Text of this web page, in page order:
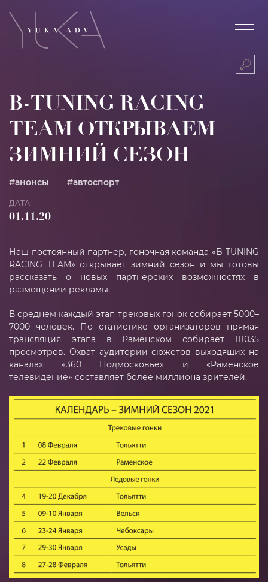
Об
Блог
B-TUNING RACING
TEAM ОТКРЫВАЕМ
ЗИМНИЙ СЕЗОН
#анонсы #автоспорт
ДАТА:
01.11.20
Наш постоянный партнер, гоночная команда «B-TUNING
RACING TEAM» открывает зимний сезон и мы готовы
рассказать о новых партнерских возможностях в
размещении рекламы.
В среднем каждый этап трековых гонок собирает 5000–
7000 человек. По статистике организаторов прямая
трансляция этапа в Раменском собирает 111035
просмотров. Охват аудитории сюжетов выходящих на
каналах «360 Подмосковье» и «Раменское
телевидение» составляет более миллиона зрителей.